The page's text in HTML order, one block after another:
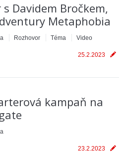
s Davidem Bročkem,
Metaphobia
Rozhovor Téma Video
25.2.2023
kampaň na
23.2.2023